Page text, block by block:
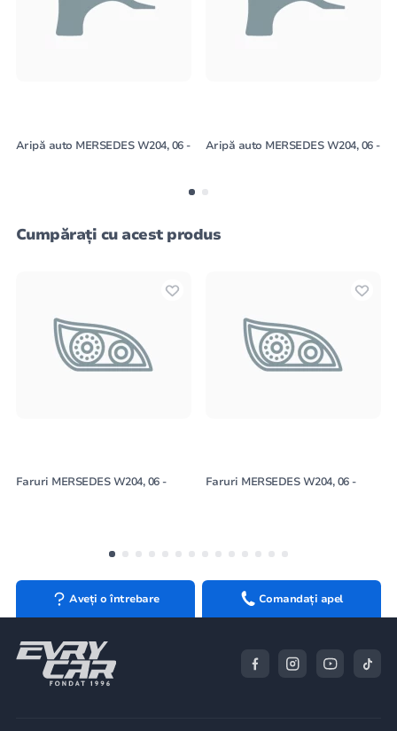
Aripă auto MERSEDES W204, 06 - Aripă auto MERSEDES W204, 06 -
Cumpărați cu acest produs
Faruri MERSEDES W204, 06 - Faruri MERSEDES W204, 06 -
Aveți o întrebare Comandați apel